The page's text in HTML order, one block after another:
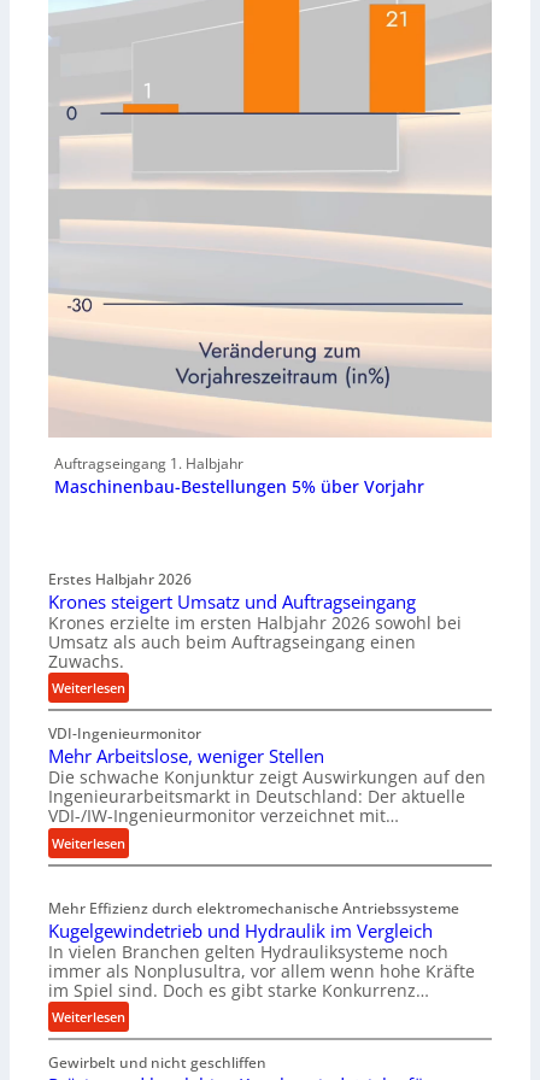
Auftragseingang 1. Halbjahr
Maschinenbau-Bestellungen 5% über Vorjahr
Erstes Halbjahr 2026
Krones steigert Umsatz und Auftragseingang
Krones erzielte im ersten Halbjahr 2026 sowohl bei
Umsatz als auch beim Auftragseingang einen
Zuwachs.
Weiterlesen:
K
r
o
n
e
s
s
t
i
g
e
r
t
U
VDI-Ingenieurmonitor
Mehr Arbeitslose, weniger Stellen
Die schwache Konjunktur zeigt Auswirkungen auf den
Ingenieurarbeitsmarkt in Deutschland: Der aktuelle
VDI-/IW-Ingenieurmonitor verzeichnet mit…
Weiterlesen:
M
h
r
A
r
b
e
t
Mehr Effizienz durch elektromechanische Antriebssysteme
Kugelgewindetrieb und Hydraulik im Vergleich
In vielen Branchen gelten Hydrauliksysteme noch
immer als Nonplusultra, vor allem wenn hohe Kräfte
im Spiel sind. Doch es gibt starke Konkurrenz…
Weiterlesen:
K
u
Gewirbelt und nicht geschliffen